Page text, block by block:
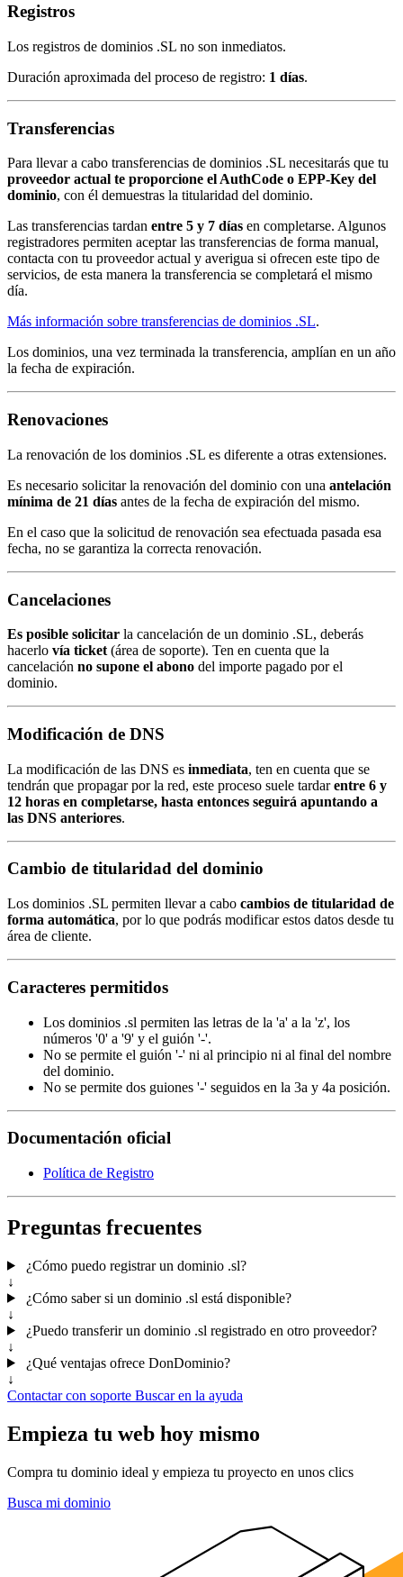
Registros
Los registros de dominios .SL no son inmediatos.
Duración aproximada del proceso de registro: 1 días.
Transferencias
Para llevar a cabo transferencias de dominios .SL necesitarás que tu
proveedor actual te proporcione el AuthCode o EPP-Key del
dominio, con él demuestras la titularidad del dominio.
Las transferencias tardan entre 5 y 7 días en completarse. Algunos
registradores permiten aceptar las transferencias de forma manual,
contacta con tu proveedor actual y averigua si ofrecen este tipo de
servicios, de esta manera la transferencia se completará el mismo
día.
Más información sobre transferencias de dominios .SL.
Los dominios, una vez terminada la transferencia, amplían en un año
la fecha de expiración.
Renovaciones
La renovación de los dominios .SL es diferente a otras extensiones.
Es necesario solicitar la renovación del dominio con una antelación
mínima de 21 días antes de la fecha de expiración del mismo.
En el caso que la solicitud de renovación sea efectuada pasada esa
fecha, no se garantiza la correcta renovación.
Cancelaciones
Es posible solicitar la cancelación de un dominio .SL, deberás
hacerlo vía ticket (área de soporte). Ten en cuenta que la
cancelación no supone el abono del importe pagado por el
dominio.
Modificación de DNS
La modificación de las DNS es inmediata, ten en cuenta que se
tendrán que propagar por la red, este proceso suele tardarentre 6 y
12 horas en completarse, hasta entonces seguirá apuntando a
las DNS anteriores.
Cambio de titularidad del dominio
Los dominios .SL permiten llevar a cabo cambios de titularidad de
forma automática, por lo que podrás modificar estos datos desde tu
área de cliente.
Caracteres permitidos
Los dominios .sl permiten las letras de la 'a' a la 'z', los
números '0' a '9' y el guión '-'.
No se permite el guión '-' ni al principio ni al final del nombre
del dominio.
No se permite dos guiones '-' seguidos en la 3a y 4a posición.
Documentación oficial
Política de Registro
Preguntas frecuentes
¿Cómo puedo registrar un dominio .sl?
↓
¿Cómo saber si un dominio .sl está disponible?
↓
¿Puedo transferir un dominio .sl registrado en otro proveedor?
↓
¿Qué ventajas ofrece DonDominio?
↓
Contactar con soporte Buscar en la ayuda
Empieza tu web hoy mismo
Compra tu dominio ideal y empieza tu proyecto en unos clics
Busca mi dominio